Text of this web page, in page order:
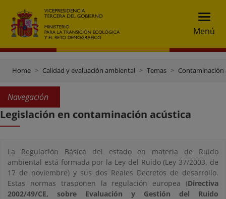
Menú
Home Calidad y evaluación ambiental Temas Contaminación
Navegación
Legislación en contaminación acústica
La Regulación Básica del estado en materia de Ruido
ambiental está formada por la Ley del Ruido (Ley 37/2003, de
17 de noviembre) y sus dos Reales Decretos de desarrollo.
Estas normas trasponen la regulación europea (Directiva
2002/49/CE, sobre Evaluación y Gestión del Ruido